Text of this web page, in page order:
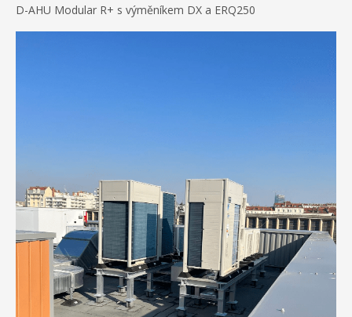
D-AHU Modular R+ s výměníkem DX a ERQ250